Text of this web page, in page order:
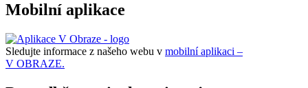
Mobilní aplikace
Sledujte informace z našeho webu v mobilní aplikaci –
V OBRAZE.